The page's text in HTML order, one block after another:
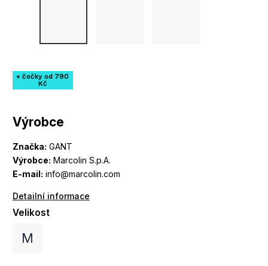
Výrobce
Značka: GANT
Výrobce: Marcolin S.p.A.
E-mail: info@marcolin.com
Detailní informace
+ čočky od 790
Kč
Velikost
M